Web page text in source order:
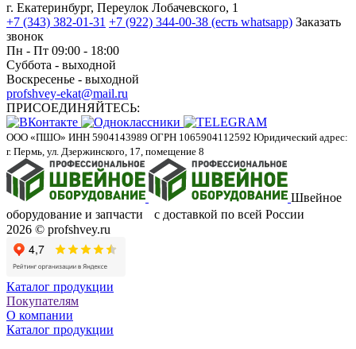
г. Екатеринбург, Переулок Лобачевского, 1
+7 (343) 382-01-31 +7 (922) 344-00-38 (есть whatsapp) Заказать
звонок
Пн - Пт 09:00 - 18:00
Суббота - выходной
Воскресенье - выходной
profshvey-ekat@mail.ru
ПРИСОЕДИНЯЙТЕСЬ:
ООО «ПШО» ИНН 5904143989 ОГРН 1065904112592 Юридический адрес:
г. Пермь, ул. Дзержинского, 17, помещение 8
Швейное
оборудование и запчасти с доставкой по всей России
2026 © profshvey.ru
Каталог продукции
Покупателям
О компании
Каталог продукции